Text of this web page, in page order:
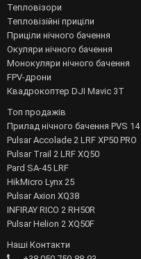
Тепловізори
Тепловізійні приціли
Приціли нічного бачення
Окуляри нічного бачення
Монокуляри нічного бачення
FPV-дрони
Квадрокоптер DJI Mavic 3T
Топ продажів
Прилад нічного бачення PVS 14
Pulsar Accolade 2 LRF XP50 PRO
Pulsar Trail 2 LRF XQ50
Pard SA-45 LRF
HikMicro Lynx 25
Pulsar Axion XQ38
INFIRAY RICO 2 RH50R
Pulsar Helion 2 XQ50F
Наші Контакти